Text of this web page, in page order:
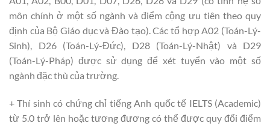
môn chính ở một số ngành và điểm cộng ưu tiên theo quy
định của Bộ Giáo dục và Đào tạo). Các tổ hợp A02 (Toán-Lý-
Sinh), D26 (Toán-Lý-Đức), D28 (Toán-Lý-Nhật) và D29
(Toán-Lý-Pháp) được sử dụng để xét tuyển vào một số
ngành đặc thù của trường.
+ Thí sinh có chứng chỉ tiếng Anh quốc tế IELTS (Academic)
từ 5.0 trở lên hoặc tương đương có thể được quy đổi điểm